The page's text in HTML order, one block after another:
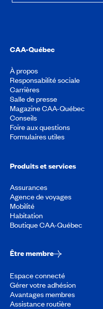
CAA-Québec
À propos
Responsabilité sociale
Carrières
Salle de presse
Magazine CAA-Québec
Conseils
Foire aux questions
Formulaires utiles
Produits et services
Assurances
Agence de voyages
Mobilité
Habitation
Boutique CAA-Québec
Être membre
Espace connecté
Gérer votre adhésion
Avantages membres
Assistance routière